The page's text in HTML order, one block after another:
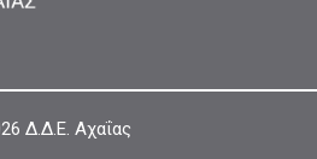
Δ.Δ.Ε. Αχαΐας